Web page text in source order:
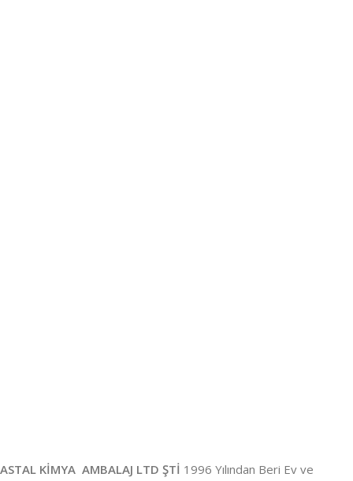
ASTAL KİMYA AMBALAJ LTD ŞTİ 1996 Yılından Beri Ev ve